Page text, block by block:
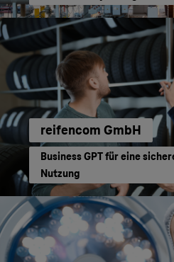
reifencom GmbH
Business GPT für eine
Nutzung